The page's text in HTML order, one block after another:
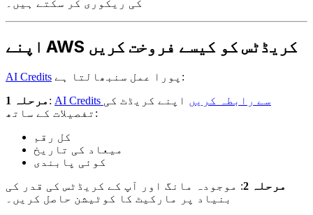
کی ریکوری کر سکتے ہیں۔
اپنے AWS کریڈٹس کو کیسے فروخت کریں
AI Credits
پورا عمل سنبھالتا ہے:
مرحلہ 1 : AI Credits سے رابطہ کریں اپنے کریڈٹ کی
تفصیلات کے ساتھ:
کل رقم
میعاد کی تاریخ
کوئی پابندی
مرحلہ 2
: موجودہ مانگ اور آپ کے کریڈٹس کی قدر کی
بنیاد پر مارکیٹ کا کوٹیشن حاصل کریں۔